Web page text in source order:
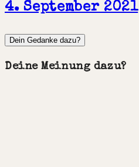
4. September 2021
Dein Gedanke dazu?
Deine Meinung dazu?